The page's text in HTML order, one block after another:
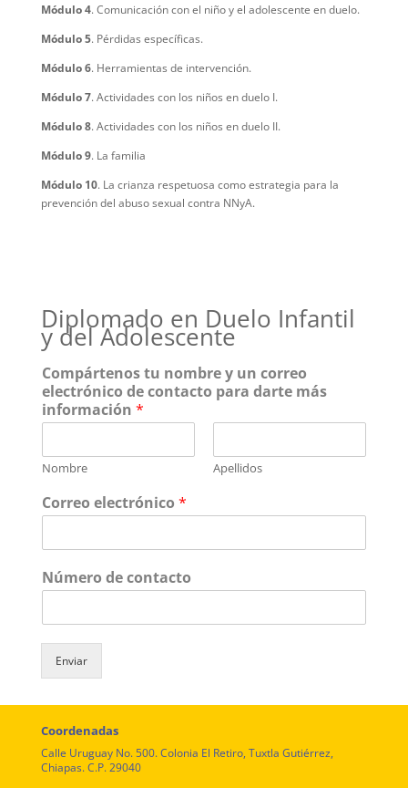
Módulo 4. Comunicación con el niño y el adolescente en duelo.
Módulo 5. Pérdidas específicas.
Módulo 6. Herramientas de intervención.
Módulo 7. Actividades con los niños en duelo I.
Módulo 8. Actividades con los niños en duelo II.
Módulo 9. La familia
Módulo 10. La crianza respetuosa como estrategia para la
prevención del abuso sexual contra NNyA.
Diplomado en Duelo Infantil
y del Adolescente
Compártenos tu nombre y un correo
electrónico de contacto para darte más
información *
Nombre Apellidos
Correo electrónico *
Número de contacto
Enviar
Coordenadas
Calle Uruguay No. 500. Colonia El Retiro, Tuxtla Gutiérrez,
Chiapas. C.P. 29040